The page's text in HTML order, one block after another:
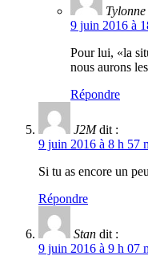
Tylonne
9 juin 2016 à
Pour lui, «la
nous aurons
Répondre
J2M dit :
9 juin 2016 à 8 h 57
Si tu as encore un
Répondre
Stan dit :
9 juin 2016 à 9 h 07